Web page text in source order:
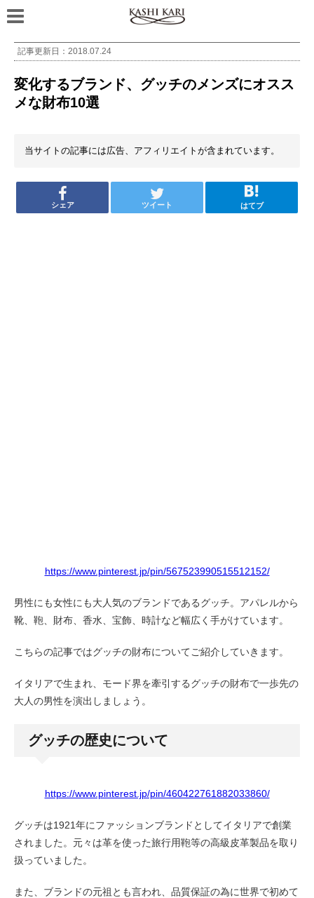
記事更新日： 2018.07.24
変化するブランド、グッチのメンズにオスス
メな財布10選
当サイトの記事には広告、アフィリエイトが含まれています。
シェア ツイート はてブ
https://www.pinterest.jp/pin/567523990515512152/
男性にも女性にも大人気のブランドであるグッチ。アパレルから
靴、鞄、財布、香水、宝飾、時計など幅広く手がけています。
こちらの記事ではグッチの財布についてご紹介していきます。
イタリアで生まれ、モード界を牽引するグッチの財布で一歩先の
大人の男性を演出しましょう。
グッチの歴史について
https://www.pinterest.jp/pin/460422761882033860/
グッチは1921年にファッションブランドとしてイタリアで創業
されました。元々は革を使った旅行用鞄等の高級皮革製品を取り
扱っていました。
また、ブランドの元祖とも言われ、品質保証の為に世界で初めて